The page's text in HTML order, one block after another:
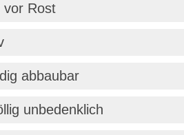
vor Rost
abbaubar
unbedenklich